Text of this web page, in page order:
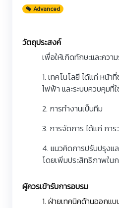
Advanced
วัตถุประสงค์
เพื่อให้เกิดทักษะและคว
1. เทคโนโลยี ได้แก่ หน้
ไฟฟ้า และระบบควบคุมที่ใ
2. การทำงานเป็นทีม
3. การจัดการ ได้แก่ กา
4. แนวคิดการปรับปรุงแ
โดยเพิ่มประสิทธิภาพใน
ผู้ควรเข้ารับการอบรม
1. ฝ่ายเทคนิคด้านออกแ